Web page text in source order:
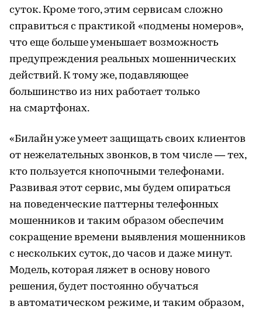
суток. Кроме того, этим сервисам сложно
справиться с практикой «подмены номеров»,
что еще больше уменьшает возможность
предупреждения реальных мошеннических
действий. К тому же, подавляющее
большинство из них работает только
на смартфонах.
«Билайн уже умеет защищать своих клиентов
от нежелательных звонков, в том числе — тех,
кто пользуется кнопочными телефонами.
Развивая этот сервис, мы будем опираться
на поведенческие паттерны телефонных
мошенников и таким образом обеспечим
сокращение времени выявления мошенников
с нескольких суток, до часов и даже минут.
Модель, которая ляжет в основу нового
решения, будет постоянно обучаться
в автоматическом режиме, и таким образом,